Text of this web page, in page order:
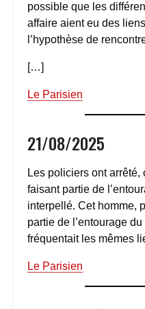
possible que les
affaire aient eu des
l’hypothèse de
[…]
Le Parisien
21/08/2025
Les policiers ont
faisant partie de
interpellé. Cet homme,
partie de l’entourage
fréquentait les mêmes
Le Parisien